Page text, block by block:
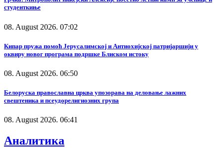
студенткиње
08. August 2026. 07:02
Кипар пружа помоћ Јерусалимској и Антиохијској патријаршији у
оквиру новог програма подршке Блиском истоку
08. August 2026. 06:50
Белоруска православна црква упозорава на деловање лажних
свештеника и псеудорелигиозних група
08. August 2026. 06:41
Аналитика